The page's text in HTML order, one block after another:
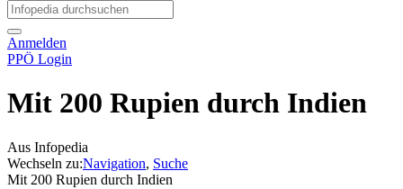
Anmelden
PPÖ Login
Mit 200 Rupien durch Indien
Aus Infopedia
Wechseln zu:Navigation, Suche
Mit 200 Rupien durch Indien